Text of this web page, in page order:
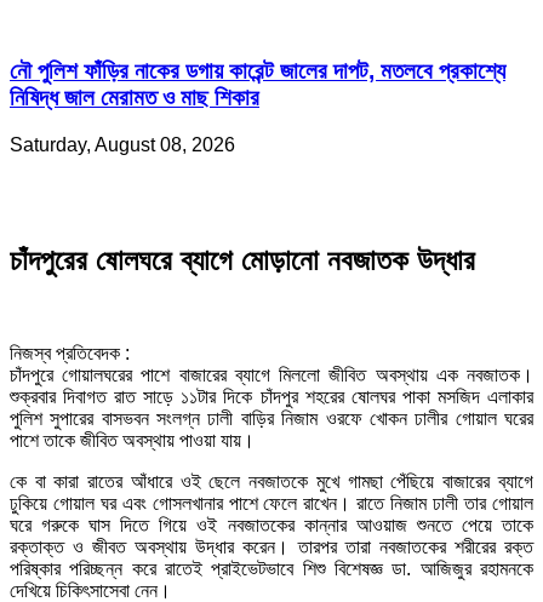
নৌ পুলিশ ফাঁড়ির নাকের ডগায় কারেন্ট জালের দাপট, মতলবে প্রকাশ্যে
নিষিদ্ধ জাল মেরামত ও মাছ শিকার
Saturday, August 08, 2026
চাঁদপুরের ষোলঘরে ব্যাগে মোড়ানো নবজাতক উদ্ধার
নিজস্ব প্রতিবেদক :
চাঁদপুরে গোয়ালঘরের পাশে বাজারের ব্যাগে মিললো জীবিত অবস্থায় এক নবজাতক।
শুক্রবার দিবাগত রাত সাড়ে ১১টার দিকে চাঁদপুর শহরের ষোলঘর পাকা মসজিদ এলাকার
পুলিশ সুপারের বাসভবন সংলগ্ন ঢালী বাড়ির নিজাম ওরফে খোকন ঢালীর গোয়াল ঘরের
পাশে তাকে জীবিত অবস্থায় পাওয়া যায়।
কে বা কারা রাতের আঁধারে ওই ছেলে নবজাতকে মুখে গামছা পেঁছিয়ে বাজারের ব্যাগে
ঢুকিয়ে গোয়াল ঘর এবং গোসলখানার পাশে ফেলে রাখেন। রাতে নিজাম ঢালী তার গোয়াল
ঘরে গরুকে ঘাস দিতে গিয়ে ওই নবজাতকের কান্নার আওয়াজ শুনতে পেয়ে তাকে
রক্তাক্ত ও জীবত অবস্থায় উদ্ধার করেন। তারপর তারা নবজাতকের শরীরের রক্ত
পরিষ্কার পরিচ্ছন্ন করে রাতেই প্রাইভেটভাবে শিশু বিশেষজ্ঞ ডা. আজিজুর রহামনকে
দেখিয়ে চিকিৎসাসেবা নেন।